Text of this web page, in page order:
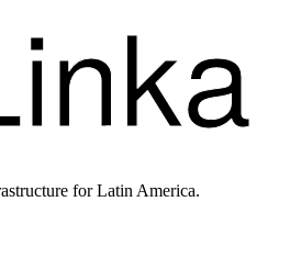
for Latin America.